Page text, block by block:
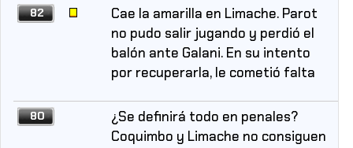
82
Cae la amarilla en Limache. Parot
no pudo salir jugando y perdió el
balón ante Galani. En su intento
por recuperarla, le cometió falta
80
¿Se definirá todo en penales?
Coquimbo y Limache no consiguen